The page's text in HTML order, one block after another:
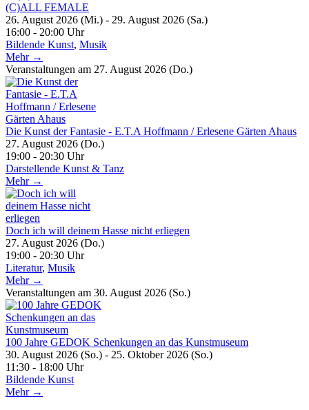
(C)ALL FEMALE
26. August 2026 (Mi.) - 29. August 2026 (Sa.)
16:00 - 20:00 Uhr
Bildende Kunst, Musik
Mehr →
Veranstaltungen am 27. August 2026 (Do.)
Die Kunst der Fantasie - E.T.A Hoffmann / Erlesene Gärten Ahaus
27. August 2026 (Do.)
19:00 - 20:30 Uhr
Darstellende Kunst & Tanz
Mehr →
Doch ich will deinem Hasse nicht erliegen
27. August 2026 (Do.)
19:00 - 20:30 Uhr
Literatur, Musik
Mehr →
Veranstaltungen am 30. August 2026 (So.)
100 Jahre GEDOK Schenkungen an das Kunstmuseum
30. August 2026 (So.) - 25. Oktober 2026 (So.)
11:30 - 18:00 Uhr
Bildende Kunst
Mehr →